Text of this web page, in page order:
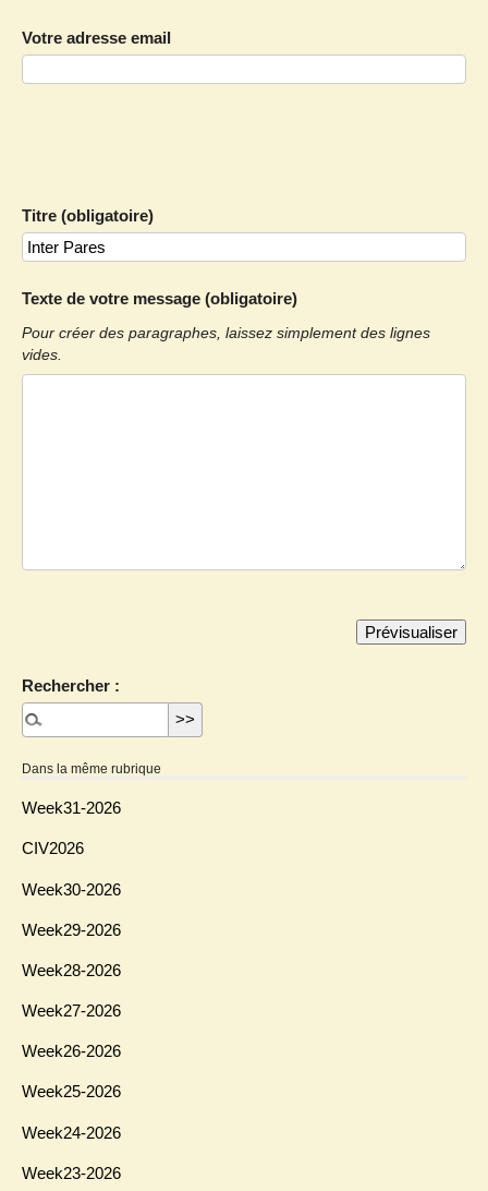
Votre adresse email
Titre (obligatoire)
Texte de votre message (obligatoire)
Pour créer des paragraphes, laissez simplement des lignes
vides.
Rechercher :
Dans la même rubrique
Week31-2026
CIV2026
Week30-2026
Week29-2026
Week28-2026
Week27-2026
Week26-2026
Week25-2026
Week24-2026
Week23-2026